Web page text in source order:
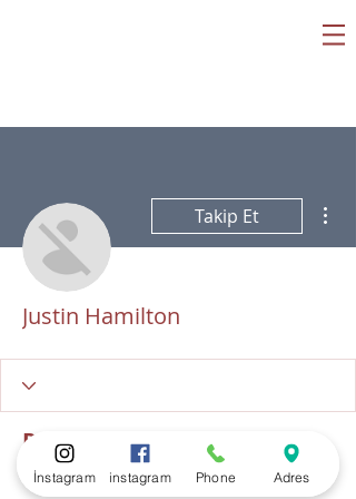
Takip Et
Justin Hamilton
Profil
Katılım tarihi: 1 Ağu 2022
İnstagram instagram Phone Adres